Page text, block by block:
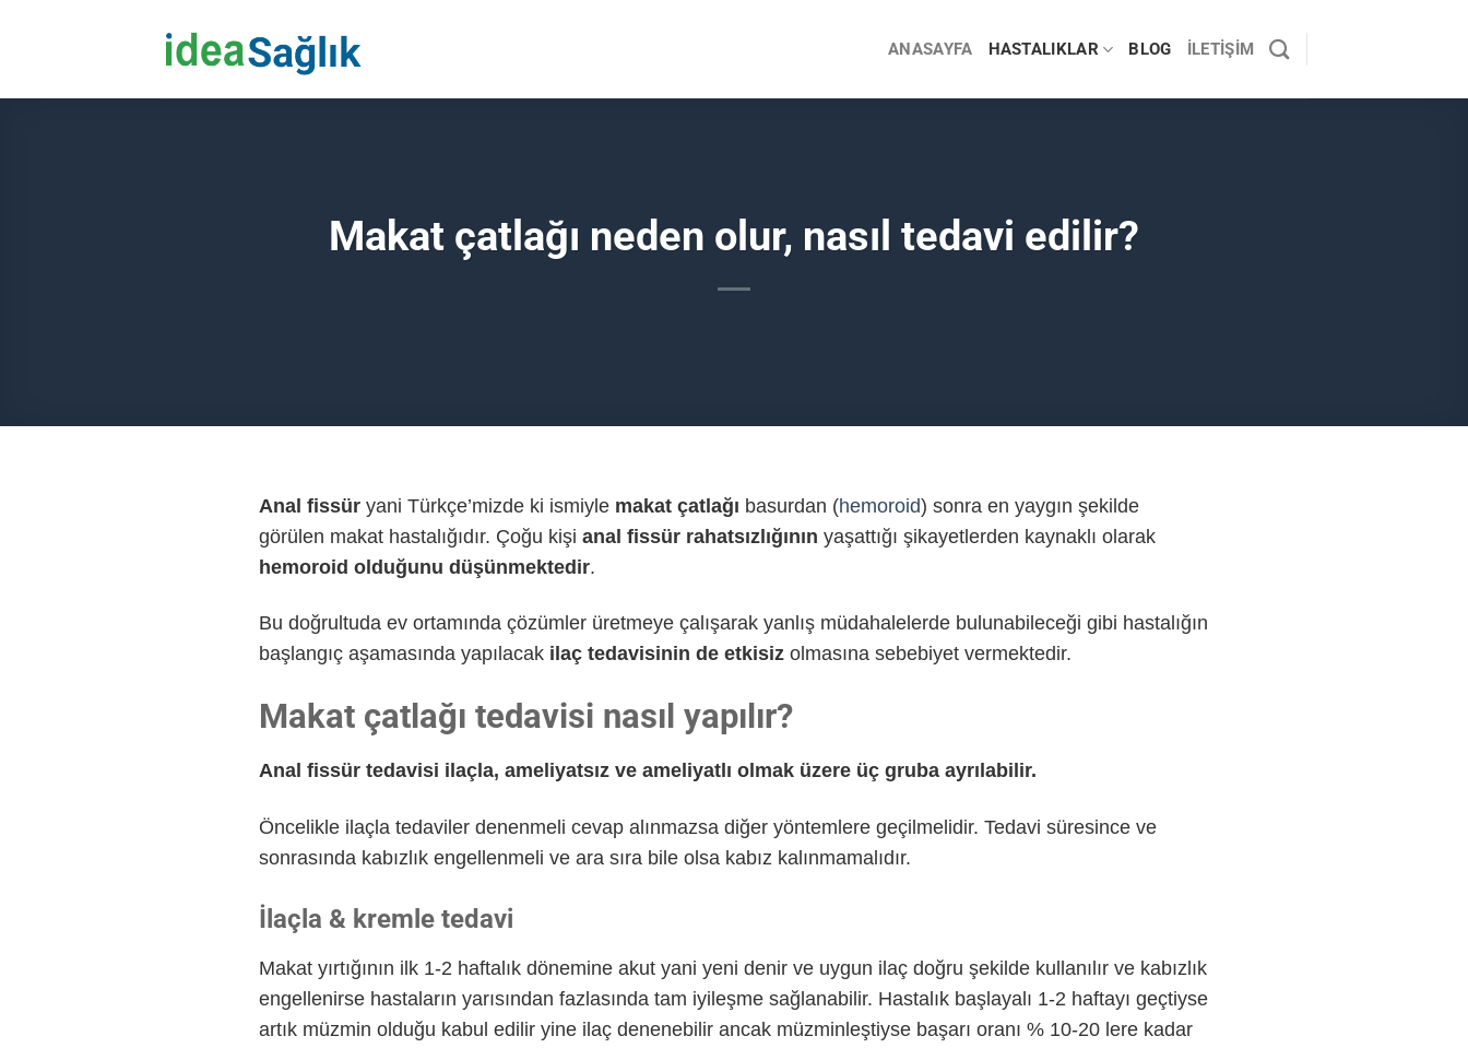
ANASAYFA HASTALIKLAR BLOG İLETIŞIM
Makat çatlağı neden olur, nasıl tedavi edilir?
Anal fissür yani Türkçe’mizde ki ismiyle makat çatlağı basurdan (hemoroid) sonra en yaygın şekilde
görülen makat hastalığıdır. Çoğu kişi anal fissür rahatsızlığının yaşattığı şikayetlerden kaynaklı olarak
hemoroid olduğunu düşünmektedir.
Bu doğrultuda ev ortamında çözümler üretmeye çalışarak yanlış müdahalelerde bulunabileceği gibi hastalığın
başlangıç aşamasında yapılacak ilaç tedavisinin de etkisiz olmasına sebebiyet vermektedir.
Makat çatlağı tedavisi nasıl yapılır?
Anal fissür tedavisi ilaçla, ameliyatsız ve ameliyatlı olmak üzere üç gruba ayrılabilir.
Öncelikle ilaçla tedaviler denenmeli cevap alınmazsa diğer yöntemlere geçilmelidir. Tedavi süresince ve
sonrasında kabızlık engellenmeli ve ara sıra bile olsa kabız kalınmamalıdır.
İlaçla & kremle tedavi
Makat yırtığının ilk 1-2 haftalık dönemine akut yani yeni denir ve uygun ilaç doğru şekilde kullanılır ve kabızlık
engellenirse hastaların yarısından fazlasında tam iyileşme sağlanabilir. Hastalık başlayalı 1-2 haftayı geçtiyse
artık müzmin olduğu kabul edilir yine ilaç denenebilir ancak müzminleştiyse başarı oranı % 10-20 lere kadar